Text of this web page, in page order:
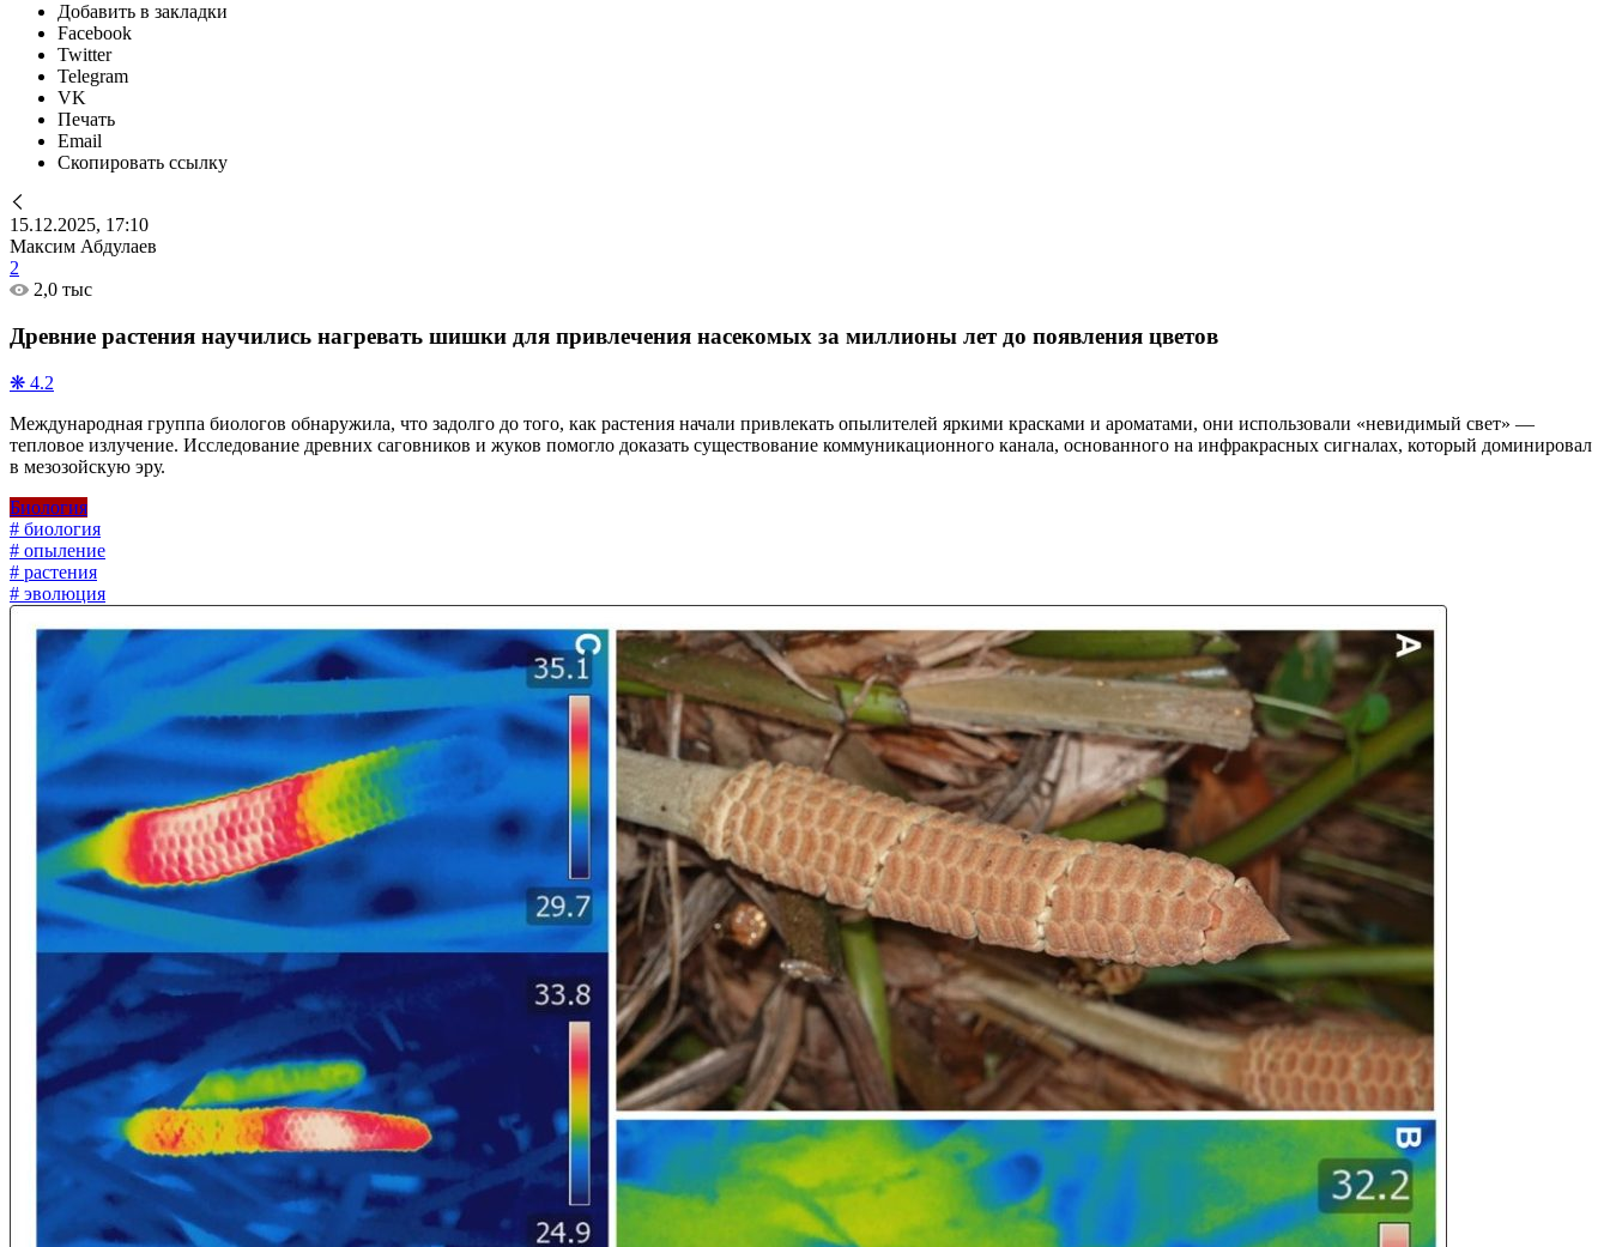
Добавить в закладки
Facebook
Twitter
Telegram
VK
Печать
Email
Скопировать ссылку
15.12.2025, 17:10
Максим Абдулаев
2
2,0 тыс
Древние растения научились нагревать шишки для привлечения насекомых за миллионы лет до появления цветов
❋ 4.2
Международная группа биологов обнаружила, что задолго до того, как растения начали привлекать опылителей яркими красками и ароматами, они использовали «невидимый свет» —
тепловое излучение. Исследование древних саговников и жуков помогло доказать существование коммуникационного канала, основанного на инфракрасных сигналах, который доминировал
в мезозойскую эру.
Биология
# биология
# опыление
# растения
# эволюция